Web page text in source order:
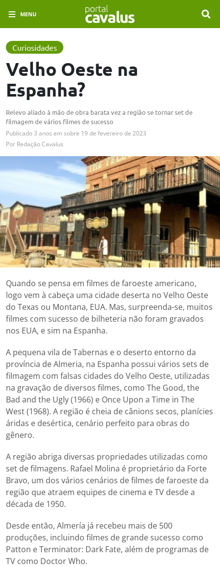
MENU
Curiosidades
Velho Oeste na
Espanha?
Relevo aliado à mão de obra barata vez a região se tornar set de
filmagem de vários filmes de sucesso
Publicado3 anos em sobre 19 de fevereiro de 2023
Por Redação Cavalus
Quando se pensa em filmes de faroeste americano,
logo vem à cabeça uma cidade deserta no Velho Oeste
do Texas ou Montana, EUA. Mas, surpreenda-se, muitos
filmes com sucesso de bilheteria não foram gravados
nos EUA, e sim na Espanha.
A pequena vila de Tabernas e o deserto entorno da
província de Almeria, na Espanha possui vários sets de
filmagem com falsas cidades do Velho Oeste, utilizadas
na gravação de diversos filmes, como The Good, the
Bad and the Ugly (1966) e Once Upon a Time in The
West (1968). A região é cheia de cânions secos, planícies
áridas e desértica, cenário perfeito para obras do
gênero.
A região abriga diversas propriedades utilizadas como
set de filmagens. Rafael Molina é proprietário da Forte
Bravo, um dos vários cenários de filmes de faroeste da
região que atraem equipes de cinema e TV desde a
década de 1950.
Desde então, Almería já recebeu mais de 500
produções, incluindo filmes de grande sucesso como
Patton e Terminator: Dark Fate, além de programas de
TV como Doctor Who.